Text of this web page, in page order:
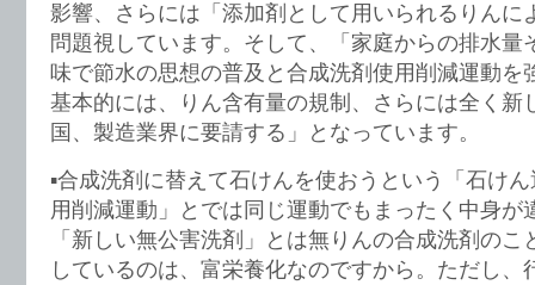
影響、さらには「添加剤として用いられるりんに
問題視しています。そして、「家庭からの排水量
味で節水の思想の普及と合成洗剤使用削減運動を
基本的には、りん含有量の規制、さらには全く新
国、製造業界に要請する」となっています。
▪️合成洗剤に替えて石けんを使おうという「石け
用削減運動」とでは同じ運動でもまったく中身が
「新しい無公害洗剤」とは無りんの合成洗剤の
しているのは、富栄養化なのですから。ただし、